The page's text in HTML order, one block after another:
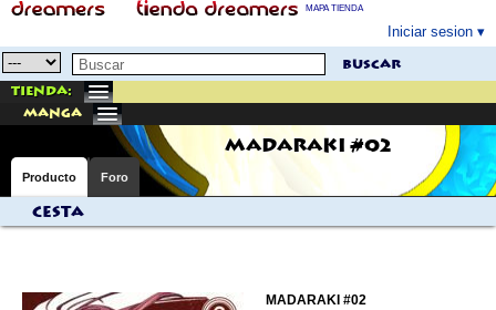
MAPA TIENDA
Iniciar sesion
buscar
Tienda:
manga
MADARAKI #02
Producto Foro
Cesta
MADARAKI #02